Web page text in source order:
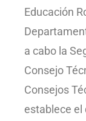
Educación
a cabo la
Consejo
Consejos
establece el